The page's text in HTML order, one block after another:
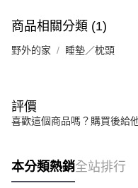
商品相關分類 (1)
野外的家 睡墊／枕頭
評價
喜歡這個商品嗎？購買後給
本分類熱銷全站排行